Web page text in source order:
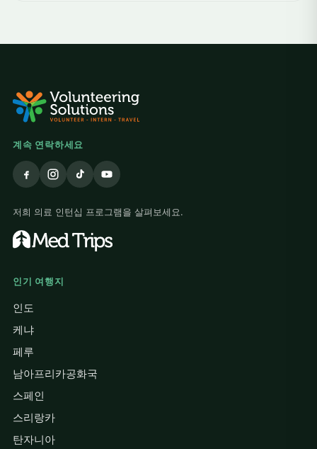
계속 연락하세요
저희 의료 인턴십 프로그램을 살펴보세요.
인기 여행지
인도
케냐
페루
남아프리카공화국
스페인
스리랑카
탄자니아